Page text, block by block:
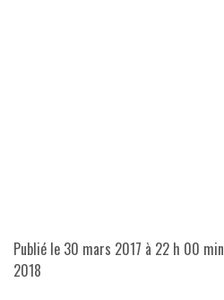
Publié le 30 mars 2017 à 22 h 00 min
2018